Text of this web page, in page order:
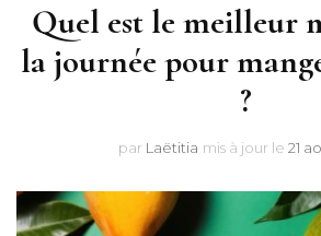
Quel est le meilleur
la journée pour
?
par Laëtitia mis à jour le 21